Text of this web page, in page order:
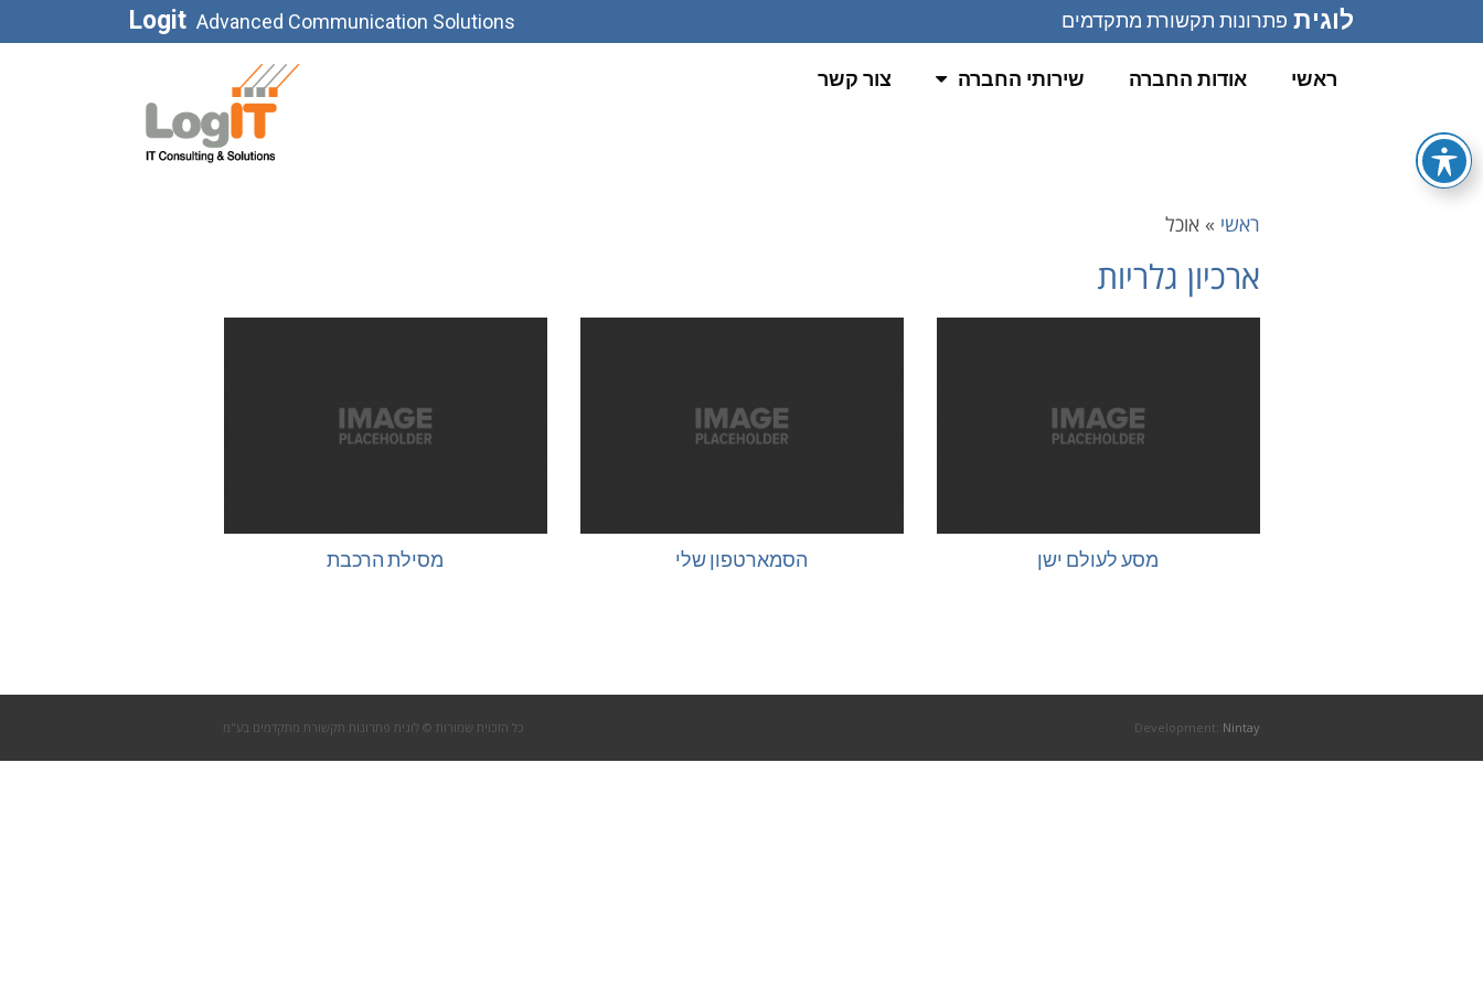
פתרונות תקשורת מתקדמים לוגית Logit Advanced Communication Solutions
ראשי אודות החברה שירותי החברה צור קשר
ראשי » אוכל
ארכיון גלריות
מסע לעולם ישן הסמארטפון שלי מסילת הרכבת
Development: Nintay כל הזכוית שמורות © לוגית פתרונות תקשורת מתקדמים בע"מ